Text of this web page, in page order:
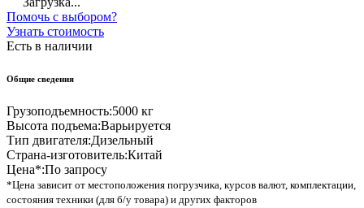
Помочь с выбором?
Узнать стоимость
Есть в наличии
Общие сведения
Грузоподъемность:5000 кг
Высота подъема:Варьируется
Тип двигателя:Дизельный
Страна-изготовитель:Китай
Цена*:По запросу
*Цена зависит от местоположения погрузчика, курсов валют, комплектации,
состояния техники (для б/у товара) и других факторов